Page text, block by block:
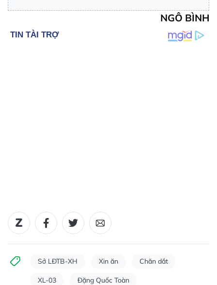
NGÔ BÌNH
Sở LĐTB-XH Xin ăn Chăn dắt
XL-03 Đặng Quốc Toàn